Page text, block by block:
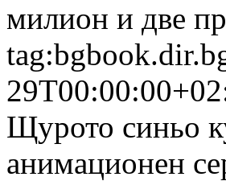
милион и две
Щурото синьо
анимационен